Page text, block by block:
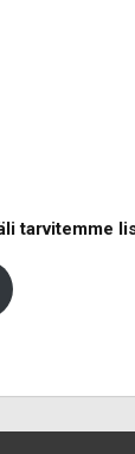
tarvitemme